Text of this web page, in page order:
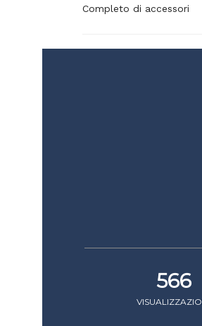
Completo di accessori
566